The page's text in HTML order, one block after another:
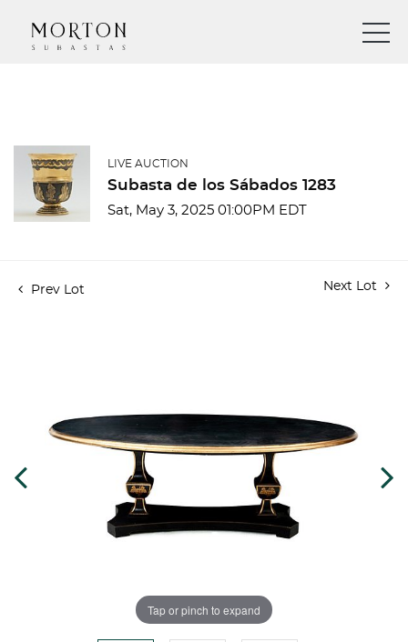
LIVE AUCTION
Subasta de los Sábados 1283
Sat, May 3, 2025 01:00PM EDT
Prev Lot Next Lot
Tap or pinch to expand